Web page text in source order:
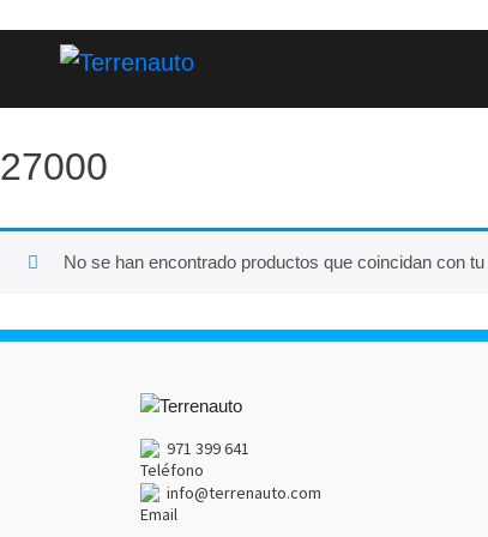
27000
No se han encontrado productos que coincidan con
971 399 641
info@terrenauto.com